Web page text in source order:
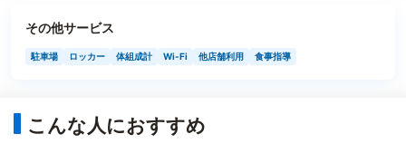
その他サービス
駐車場 ロッカー 体組成計 Wi-Fi 他店舗利用 食事指導
こんな人におすすめ